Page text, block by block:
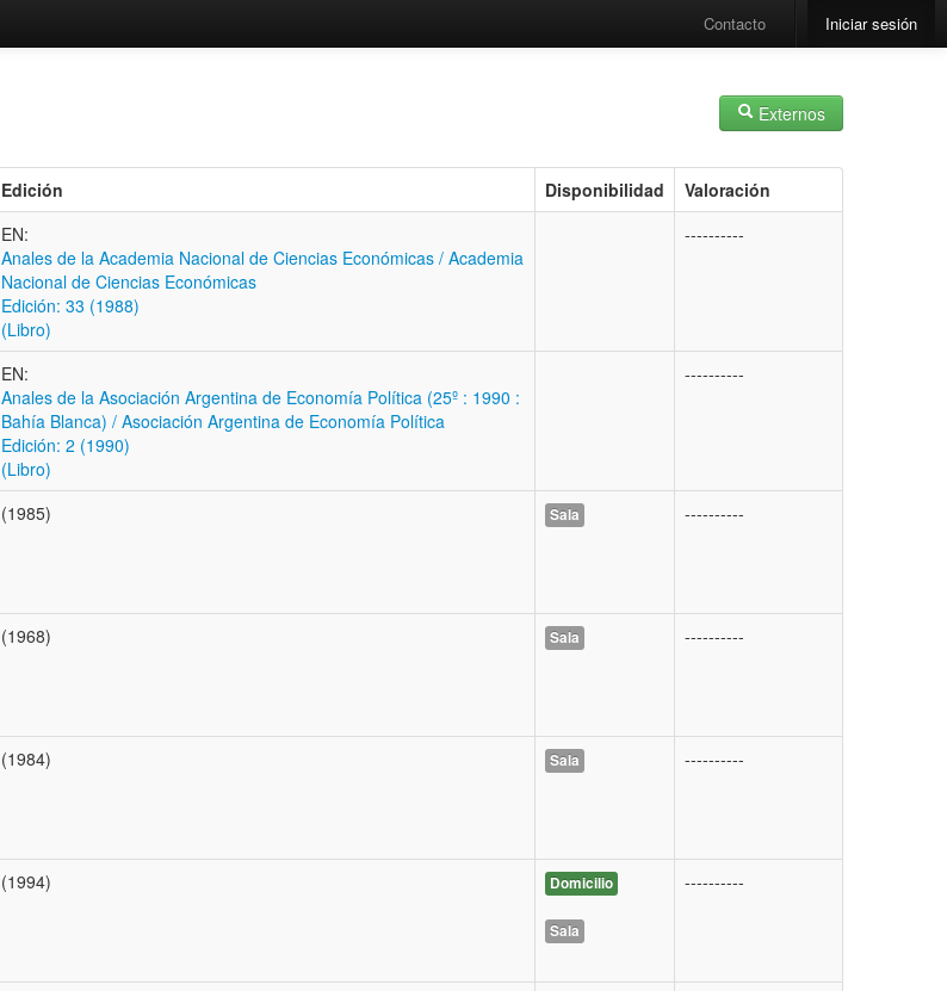
Contacto Iniciar sesión
Externos
Edición Disponibilidad Valoración
EN:
Anales de la Academia Nacional de Ciencias Económicas / Academia
Nacional de Ciencias Económicas
Edición: 33 (1988)
(Libro)
----------
EN:
Anales de la Asociación Argentina de Economía Política (25º : 1990 :
Bahía Blanca) / Asociación Argentina de Economía Política
Edición: 2 (1990)
(Libro)
----------
(1985) Sala ----------
(1968) Sala ----------
(1984) Sala ----------
(1994) Domicilio
Sala
----------